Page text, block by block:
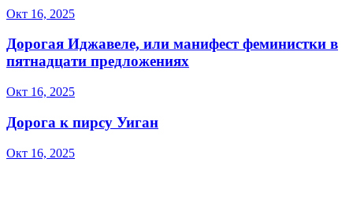
Окт 16, 2025
Дорогая Иджавеле, или манифест феминистки в
пятнадцати предложениях
Окт 16, 2025
Дорога к пирсу Уиган
Окт 16, 2025